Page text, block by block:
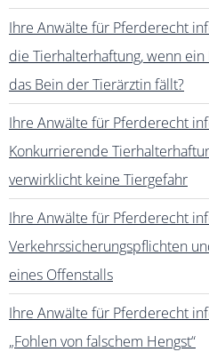
Ihre Anwälte für Pferderecht
die Tierhalterhaftung, wenn
das Bein der Tierärztin fällt?
Ihre Anwälte für Pferderecht
Konkurrierende
verwirklicht keine Tiergefahr
Ihre Anwälte für Pferderecht
Verkehrssicherungspflichten
eines Offenstalls
Ihre Anwälte für Pferderecht
„Fohlen von falschem Hengst“